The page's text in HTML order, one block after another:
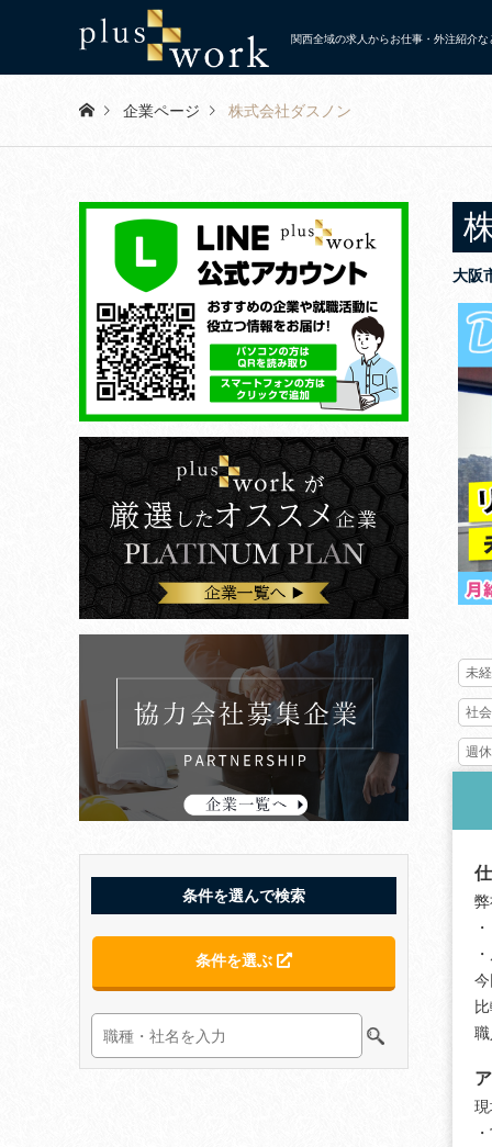
関西全域の求人からお仕事・外注紹介
企業ページ 株式会社ダスノン
大阪
未
社
週
条件を選んで検索
条件を選ぶ